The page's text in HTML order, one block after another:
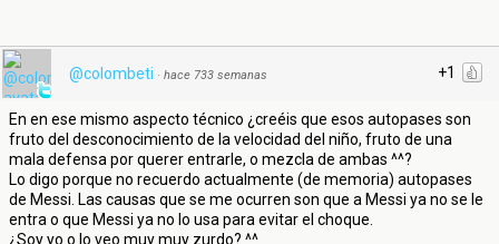
+1
@colombeti · hace 733 semanas
En en ese mismo aspecto técnico ¿creéis que esos autopases son
fruto del desconocimiento de la velocidad del niño, fruto de una
mala defensa por querer entrarle, o mezcla de ambas ^^?
Lo digo porque no recuerdo actualmente (de memoria) autopases
de Messi. Las causas que se me ocurren son que a Messi ya no se le
entra o que Messi ya no lo usa para evitar el choque.
¿Soy yo o lo veo muy muy zurdo? ^^